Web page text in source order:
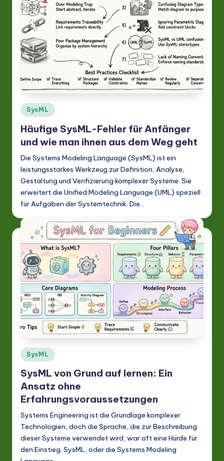
Posted
in
SysML
Häufige SysML-Fehler für Anfänger
und wie man ihnen aus dem Weg geht
Die Systems Modeling Language (SysML) ist ein
leistungsstarkes Werkzeug zur Definition, Analyse,
Gestaltung und Verifizierung komplexer Systeme. Sie
erweitert die Unified Modeling Language (UML) speziell
für Aufgaben der Systemtechnik. Die…
Posted
in
SysML
SysML von Grund auf lernen: Ein
Ansatz ohne
Erfahrungsvoraussetzungen
Systems Engineering ist die Grundlage komplexer
Technologien, doch die Sprache, die zur Beschreibung
dieser Systeme verwendet wird, war oft eine Hürde für
den Einstieg. SysML, oder die Systems Modeling